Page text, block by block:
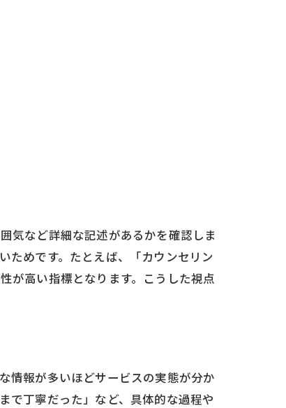
気など詳細な記述があるかを確認しま
ためです。たとえば、「カウンセリン
が高い指標となります。こうした視点
情報が多いほどサービスの実態が分か
で丁寧だった」など、具体的な過程や